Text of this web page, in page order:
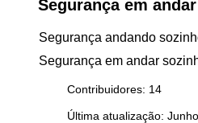
Segurança em
Segurança andando
Segurança em andar
Contribuidores: 14
Última atualização: